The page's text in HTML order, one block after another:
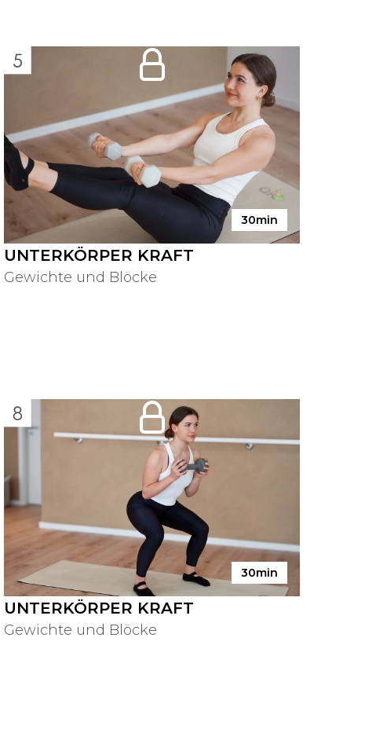
30min
UNTERKÖRPER KRAFT
Gewichte und Blöcke
30min
UNTERKÖRPER KRAFT
Gewichte und Blöcke